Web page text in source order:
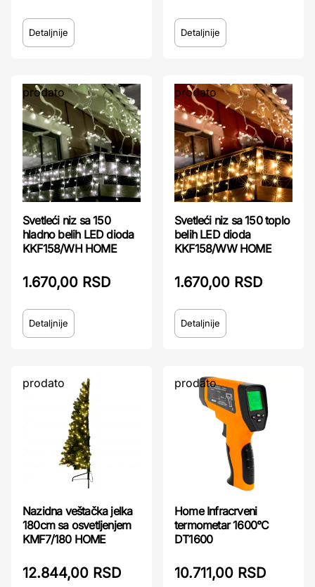
Detaljnije Detaljnije
prodato
Svetleći niz sa 150
hladno belih LED dioda
KKF158/WH HOME
1.670,00 RSD
Detaljnije
prodato
Svetleći niz sa 150 toplo
belih LED dioda
KKF158/WW HOME
1.670,00 RSD
Detaljnije
prodato
Nazidna veštačka jelka
180cm sa osvetljenjem
KMF7/180 HOME
12.844,00 RSD
prodato
Home Infracrveni
termometar 1600°C
DT1600
10.711,00 RSD